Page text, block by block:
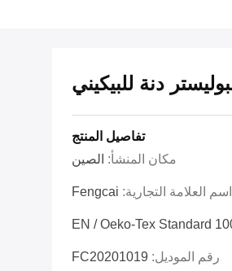
تفاصيل المنتج
مكان المنشأ: الصين
اسم العلامة التجارية: Fengcai
EN / Oeko-Tex Standard
رقم الموديل: FC20201019